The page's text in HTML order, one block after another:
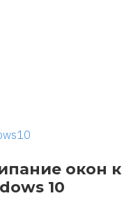
окон
10